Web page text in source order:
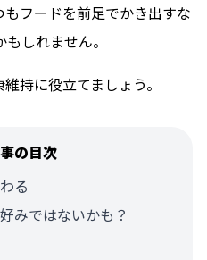
フードを前足でかき出すな
しれません。
持に役立てましょう。
の目次
る
みではないかも？